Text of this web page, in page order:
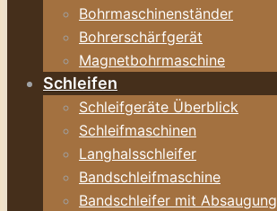
Bohrmaschinenständer
Bohrerschärfgerät
Magnetbohrmaschine
Schleifen
Schleifgeräte Überblick
Schleifmaschinen
Langhalsschleifer
Bandschleifmaschine
Bandschleifer mit Absaugung